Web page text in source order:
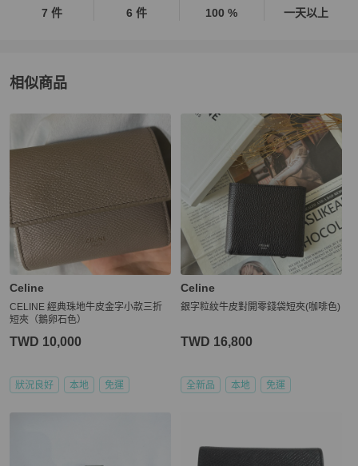
7 件 6 件 100 % 一天以上
相似商品
更多相似Celine女士錢包 / 小皮件 推薦精品
Celine
CELINE 經典珠地牛皮金字小款三折
短夾（鵝卵石色）
TWD 10,000
狀況良好 本地 免運
Celine
銀字粒紋牛皮對開零錢袋短夾(咖啡色)
TWD 16,800
全新品 本地 免運